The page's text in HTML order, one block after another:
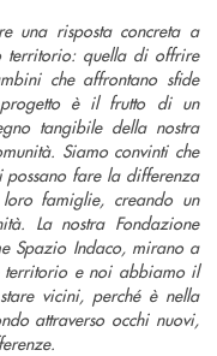
una risposta concreta a
territorio: quella di offrire
che affrontano sfide
progetto è il frutto di un
tangibile della nostra
Siamo convinti che
possano fare la differenza
famiglie, creando un
La nostra Fondazione
Spazio Indaco, mirano a
territorio e noi abbiamo il
vicini, perché è nella
attraverso occhi nuovi,